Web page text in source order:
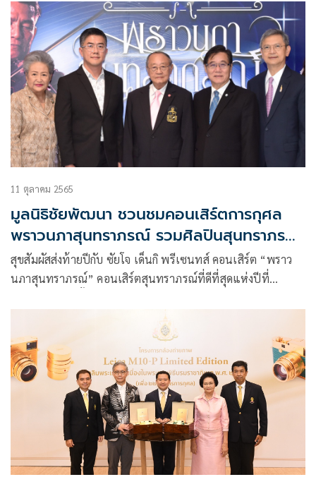
มา
11 ตุลาคม 2565
มูลนิธิชัยพัฒนา ชวนชมคอนเสิร์ตการกุศล
พราวนภาสุนทราภรณ์ รวมศิลปินสุนทราภรณ์
ออริจินัลและคลื่นลูกใหม่ ขับขานเพลงสุด
พิเศษส่งความสุขท้ายปี
สุขสัมผัสส่งท้ายปีกับ ซัยโจ เด็นกิ พรีเซนทส์ คอนเสิร์ต “พราว
นภาสุนทราภรณ์” คอนเสิร์ตสุนทราภรณ์ที่ดีที่สุดแห่งปีที่
สุวรรณ พร้อมคลื่นลูกใหม่สุนทราภรณ์